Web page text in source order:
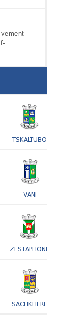
TSKALTUBO
VANI
ZESTAPHONI
SACHKHERE